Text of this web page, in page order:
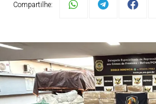
Compartilhe: